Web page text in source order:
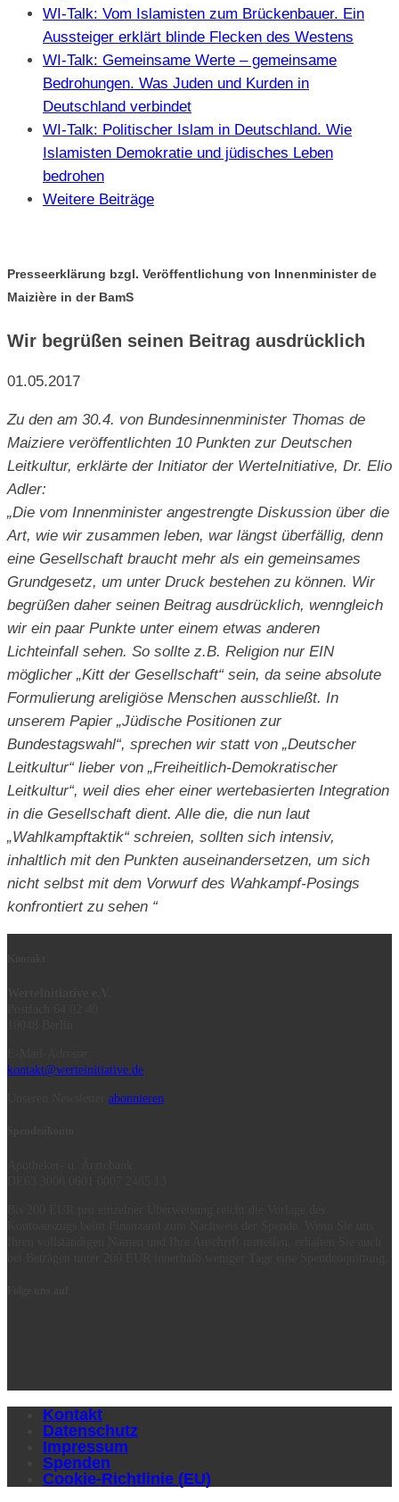
WI-Talk: Vom Islamisten zum Brückenbauer. Ein
Aussteiger erklärt blinde Flecken des Westens
WI-Talk: Gemeinsame Werte – gemeinsame
Bedrohungen. Was Juden und Kurden in
Deutschland verbindet
WI-Talk: Politischer Islam in Deutschland. Wie
Islamisten Demokratie und jüdisches Leben
bedrohen
Weitere Beiträge
Presseerklärung bzgl. Veröffentlichung von Innenminister de
Maizière in der BamS
Wir begrüßen seinen Beitrag ausdrücklich
01.05.2017
Zu den am 30.4. von Bundesinnenminister Thomas de
Maiziere veröffentlichten 10 Punkten zur Deutschen
Leitkultur, erklärte der Initiator der WerteInitiative, Dr. Elio
Adler:
„Die vom Innenminister angestrengte Diskussion über die
Art, wie wir zusammen leben, war längst überfällig, denn
eine Gesellschaft braucht mehr als ein gemeinsames
Grundgesetz, um unter Druck bestehen zu können. Wir
begrüßen daher seinen Beitrag ausdrücklich, wenngleich
wir ein paar Punkte unter einem etwas anderen
Lichteinfall sehen. So sollte z.B. Religion nur EIN
möglicher „Kitt der Gesellschaft“ sein, da seine absolute
Formulierung areligiöse Menschen ausschließt. In
unserem Papier „Jüdische Positionen zur
Bundestagswahl“, sprechen wir statt von „Deutscher
Leitkultur“ lieber von „Freiheitlich-Demokratischer
Leitkultur“, weil dies eher einer wertebasierten Integration
in die Gesellschaft dient. Alle die, die nun laut
„Wahlkampftaktik“ schreien, sollten sich intensiv,
inhaltlich mit den Punkten auseinandersetzen, um sich
nicht selbst mit dem Vorwurf des Wahkampf-Posings
konfrontiert zu sehen “
kontakt@werteinitiative.de
abonnieren
Kontakt
Datenschutz
Impressum
Spenden
Cookie-Richtlinie (EU)